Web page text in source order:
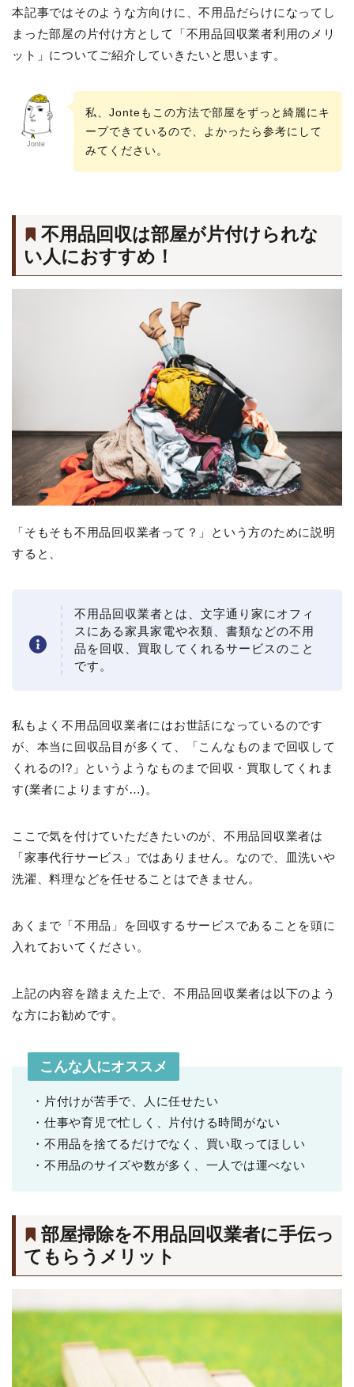
本記事ではそのような方向けに、不用品だらけになってし
まった部屋の片付け方として「不用品回収業者利用のメリ
ット」についてご紹介していきたいと思います。
Jonte
私、Jonteもこの方法で部屋をずっと綺麗にキ
ープできているので、よかったら参考にして
みてください。
不用品回収は部屋が片付けられな
い人におすすめ！
「そもそも不用品回収業者って？」という方のために説明
すると、
不用品回収業者とは、文字通り家にオフィ
スにある家具家電や衣類、書類などの不用
品を回収、買取してくれるサービスのこと
です。
私もよく不用品回収業者にはお世話になっているのです
が、本当に回収品目が多くて、「こんなものまで回収して
くれるの!?」というようなものまで回収・買取してくれま
す(業者によりますが…)。
ここで気を付けていただきたいのが、不用品回収業者は
「家事代行サービス」ではありません。なので、皿洗いや
洗濯、料理などを任せることはできません。
あくまで「不用品」を回収するサービスであることを頭に
入れておいてください。
上記の内容を踏まえた上で、不用品回収業者は以下のよう
な方にお勧めです。
こんな人にオススメ
・片付けが苦手で、人に任せたい
・仕事や育児で忙しく、片付ける時間がない
・不用品を捨てるだけでなく、買い取ってほしい
・不用品のサイズや数が多く、一人では運べない
部屋掃除を不用品回収業者に手伝っ
てもらうメリット